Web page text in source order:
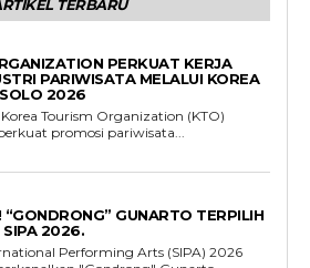
TERBARU
PERKUAT KERJA
PARIWISATA MELALUI KOREA
2026
Tourism Organization (KTO)
promosi pariwisata...
“GONDRONG” GUNARTO TERPILIH
SIPA 2026.
Performing Arts (SIPA) 2026